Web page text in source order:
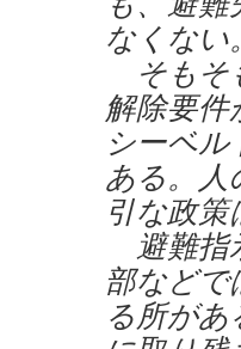
なくない。
そもそ
解除要件
シーベ
ある。人
引な政
避難指
部など
る所が